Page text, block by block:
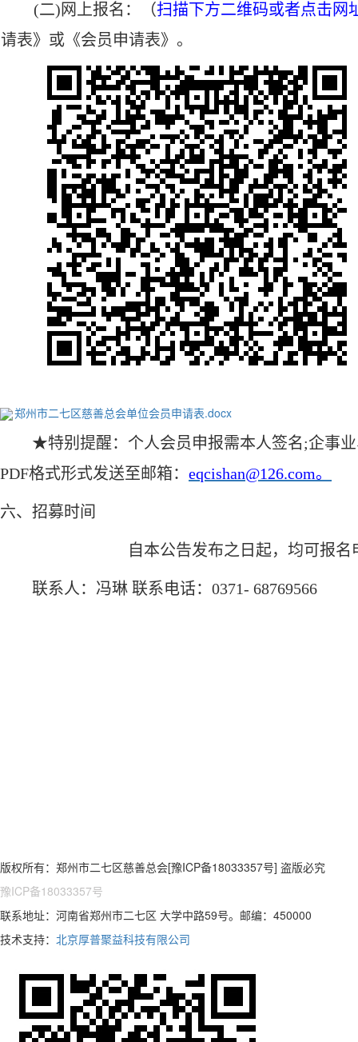
(二)网上报名：（扫描下方二维码或者点击网
请表》或《会员申请表》。
郑州市二七区慈善总会单位会员申请表.docx
★特别提醒：个人会员申报需本人签名;企事
PDF格式形式发送至邮箱： eqcishan@126.com。
六、 招募时间
自本公告发布之日起，均可报名
联系人：冯琳 联系电话： 0371- 68769566
版权所有：郑州市二七区慈善总会[豫ICP备18033357号] 盗版必究
豫ICP备18033357号
联系地址：河南省郑州市二七区 大学中路59号。邮编：450000
技术支持： 北京厚普聚益科技有限公司